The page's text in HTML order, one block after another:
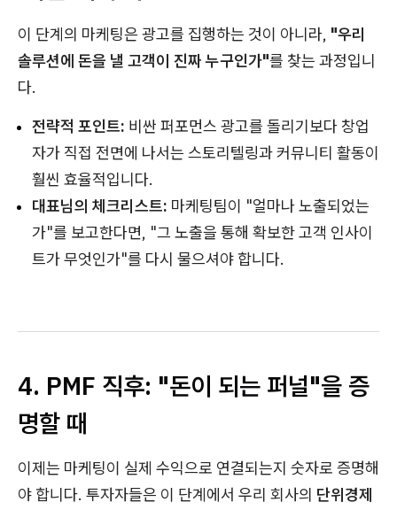
이 단계의 마케팅은 광고를 집행하는 것이 아니라, "우리
솔루션에 돈을 낼 고객이 진짜 누구인가"를 찾는 과정입니
다.
전략적 포인트: 비싼 퍼포먼스 광고를 돌리기보다 창업
자가 직접 전면에 나서는 스토리텔링과 커뮤니티 활동이
훨씬 효율적입니다.
대표님의 체크리스트: 마케팅팀이 "얼마나 노출되었는
가"를 보고한다면, "그 노출을 통해 확보한 고객 인사이
트가 무엇인가"를 다시 물으셔야 합니다.
4. PMF 직후: "돈이 되는 퍼널"을 증
명할 때
이제는 마케팅이 실제 수익으로 연결되는지 숫자로 증명해
야 합니다. 투자자들은 이 단계에서 우리 회사의 단위경제